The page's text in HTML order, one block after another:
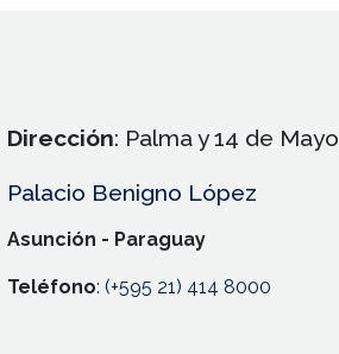
Dirección: Palma y 14 de Mayo
Palacio Benigno López
Asunción - Paraguay
Teléfono: (+595 21) 414 8000